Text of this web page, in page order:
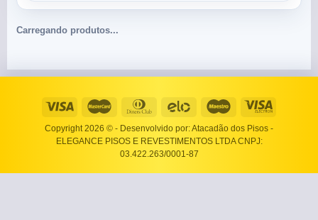
Carregando produtos...
Copyright 2026 © - Desenvolvido por: Atacadão dos Pisos -
ELEGANCE PISOS E REVESTIMENTOS LTDA CNPJ:
03.422.263/0001-87